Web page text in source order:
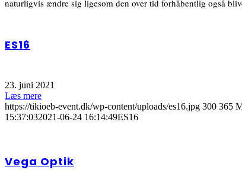
naturligvis ændre sig ligesom den over tid forhåbentlig også
ES16
23. juni 2021
Læs mere
https://tikioeb-event.dk/wp-content/uploads/es16.jpg 300 365
15:37:032021-06-24 16:14:49ES16
Vega Optik